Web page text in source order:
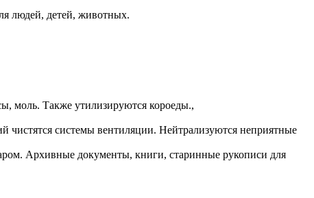
людей, детей, животных.
моль. Также утилизируются короеды.,
чистятся системы вентиляции. Нейтрализуются неприятные
Архивные документы, книги, старинные рукописи для